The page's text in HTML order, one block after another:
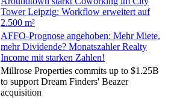
Tower Leipzig: Workflow erweitert auf
2.500 m²
AFFO-Prognose angehoben: Mehr Miete,
mehr Dividende? Monatszahler Realty
Income mit starken Zahlen!
Millrose Properties commits up to $1.25B
to support Dream Finders' Beazer
acquisition